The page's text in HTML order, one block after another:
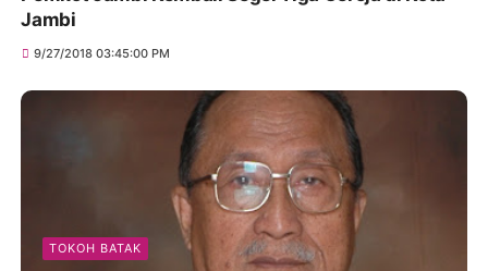
Jambi
9/27/2018 03:45:00 PM
TOKOH BATAK